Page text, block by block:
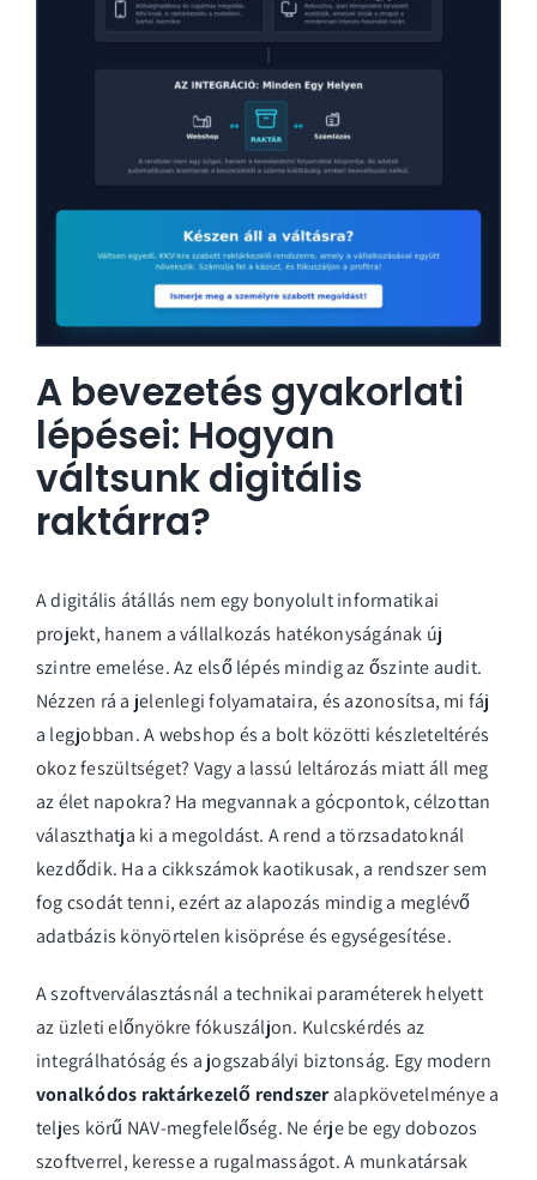
A bevezetés gyakorlati
lépései: Hogyan
váltsunk digitális
raktárra?
A digitális átállás nem egy bonyolult informatikai
projekt, hanem a vállalkozás hatékonyságának új
szintre emelése. Az első lépés mindig az őszinte audit.
Nézzen rá a jelenlegi folyamataira, és azonosítsa, mi fáj
a legjobban. A webshop és a bolt közötti készleteltérés
okoz feszültséget? Vagy a lassú leltározás miatt áll meg
az élet napokra? Ha megvannak a gócpontok, célzottan
választhatja ki a megoldást. A rend a törzsadatoknál
kezdődik. Ha a cikkszámok kaotikusak, a rendszer sem
fog csodát tenni, ezért az alapozás mindig a meglévő
adatbázis könyörtelen kisöprése és egységesítése.
A szoftverválasztásnál a technikai paraméterek helyett
az üzleti előnyökre fókuszáljon. Kulcskérdés az
integrálhatóság és a jogszabályi biztonság. Egy modern
vonalkódos raktárkezelő rendszeralapkövetelménye a
teljes körű NAV-megfelelőség. Ne érje be egy dobozos
szoftverrel, keresse a rugalmasságot. A munkatársak